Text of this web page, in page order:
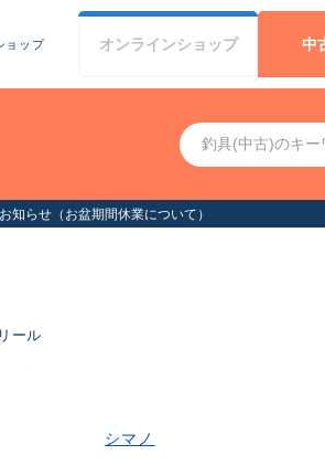
ョップ オンラインショップ 中
知らせ（お盆期間休業について）
ール
シマノ